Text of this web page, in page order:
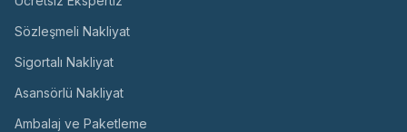
Sözleşmeli Nakliyat
Sigortalı Nakliyat
Asansörlü Nakliyat
Ambalaj ve Paketleme